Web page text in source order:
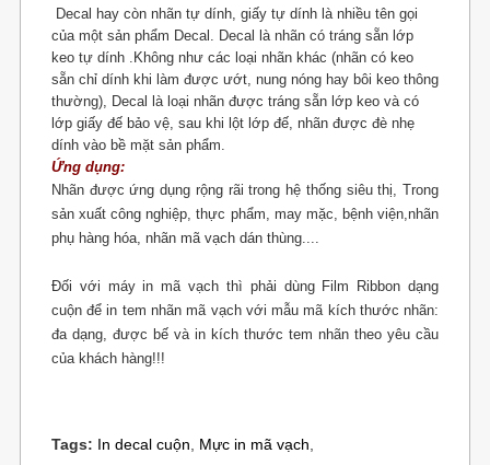
Decal hay còn nhãn tự dính, giấy tự dính là nhiều tên gọi
của một sản phẩm Decal. Decal là nhãn có tráng sẵn lớp
keo tự dính .
Không như các loại nhãn khác (nhãn có keo
sẵn chỉ dính khi làm được ướt, nung nóng hay bôi keo thông
thường), Decal là loại nhãn được tráng sẵn lớp keo và có
lớp giấy đế bảo vệ, sau khi lột lớp đế, nhãn được đè nhẹ
dính vào bề mặt sản phẩm.
Ứng dụng:
Nhãn được ứng dụng rộng rãi trong hệ thống siêu thị, Trong
sản xuất công nghiệp, thực phẩm, may mặc, bệnh viện,nhãn
phụ hàng hóa, nhãn mã vạch dán thùng....
Đối với máy in mã vạch thì phải dùng Film Ribbon dạng
cuộn để in tem nhãn mã vạch với mẫu mã kích thướcnhãn:
đa dạng, được bế và in kích thước tem nhãn theo yêu cầu
của khách hàng!!!
Tags: In decal cuộn Mực in mã vạch